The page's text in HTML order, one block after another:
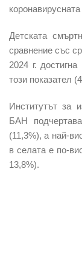
Детската
сравнение със
2024 г.
този показател
Институтът за
БАН
(11,3%), а най-
в селата е по-
13,8%).